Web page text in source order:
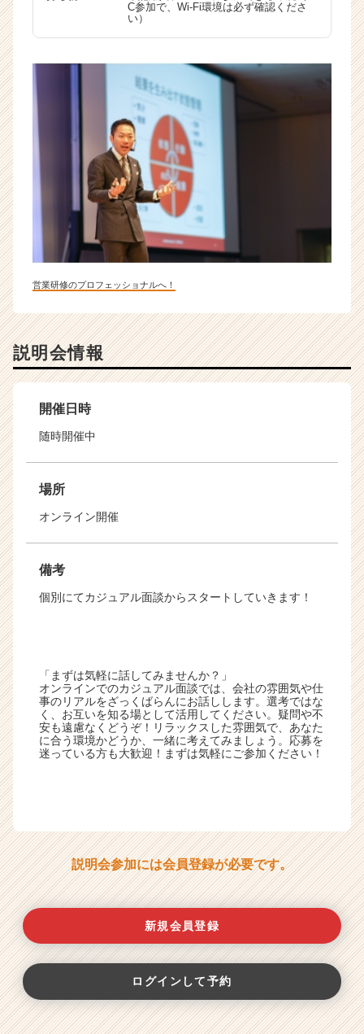
C参加で、Wi-Fi環境は必ず確認くださ
い）
営業研修のプロフェッショナルへ！
説明会情報
開催日時
随時開催中
場所
オンライン開催
備考
個別にてカジュアル面談からスタートしていきます！
「まずは気軽に話してみませんか？」
オンラインでのカジュアル面談では、会社の雰囲気や仕
事のリアルをざっくばらんにお話しします。選考ではな
く、お互いを知る場として活用してください。疑問や不
安も遠慮なくどうぞ！リラックスした雰囲気で、あなた
に合う環境かどうか、一緒に考えてみましょう。応募を
迷っている方も大歓迎！まずは気軽にご参加ください！
説明会参加には会員登録が必要です。
新規会員登録
ログインして予約